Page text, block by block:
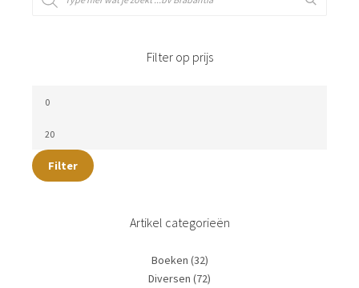
Filter op prijs
Filter
Artikel categorieën
Boeken (32)
Diversen (72)